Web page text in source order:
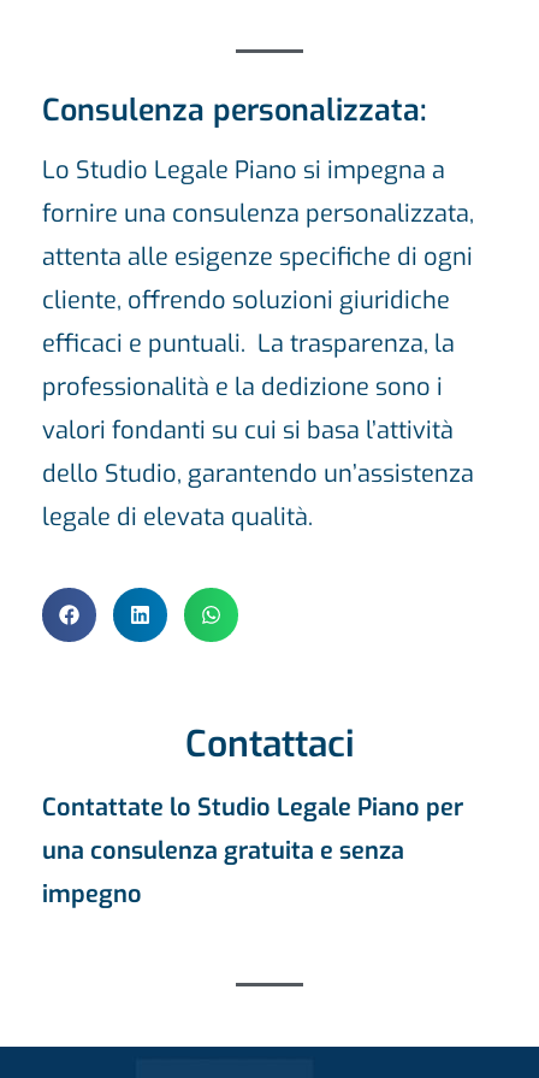
Consulenza personalizzata:
Lo Studio Legale Piano si impegna a
fornire una consulenza personalizzata,
attenta alle esigenze specifiche di ogni
cliente, offrendo soluzioni giuridiche
efficaci e puntuali. La trasparenza, la
professionalità e la dedizione sono i
valori fondanti su cui si basa l’attività
dello Studio, garantendo un’assistenza
legale di elevata qualità.
Contattaci
Contattate lo Studio Legale Piano per
una consulenza gratuita e senza
impegno